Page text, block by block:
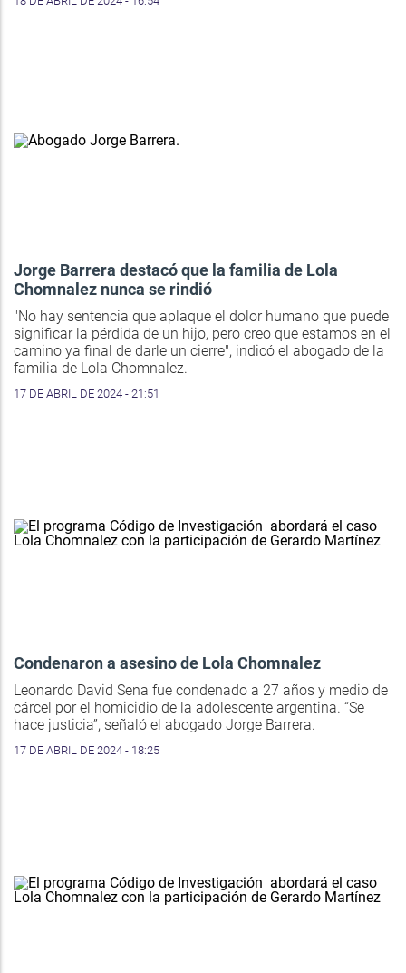
Jorge Barrera destacó que la familia de Lola
Chomnalez nunca se rindió
"No hay sentencia que aplaque el dolor humano que puede
significar la pérdida de un hijo, pero creo que estamos en el
camino ya final de darle un cierre", indicó el abogado de la
familia de Lola Chomnalez.
17 DE ABRIL DE 2024 - 21:51
Condenaron a asesino de Lola Chomnalez
Leonardo David Sena fue condenado a 27 años y medio de
cárcel por el homicidio de la adolescente argentina. “Se
hace justicia”, señaló el abogado Jorge Barrera.
17 DE ABRIL DE 2024 - 18:25